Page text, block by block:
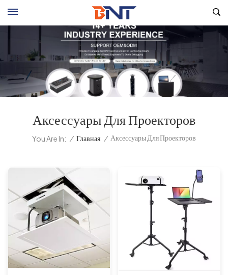
Аксессуары Для Проекторов
You Are In: / Главная / Аксессуары Для Проекторов